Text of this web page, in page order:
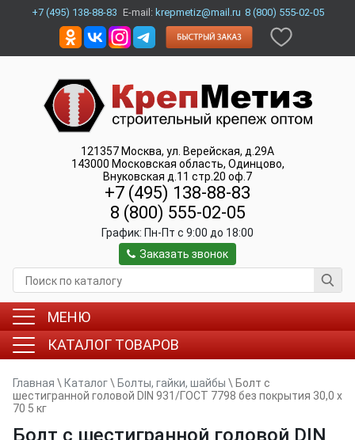
+7 (495) 138-88-83 E-mail: krepmetiz@mail.ru 8 (800) 555-02-05
121357 Москва, ул. Верейская, д.29А
143000 Московская область, Одинцово,
Внуковская д.11 стр.20 оф.7
+7 (495) 138-88-83
8 (800) 555-02-05
График: Пн-Пт c 9:00 до 18:00
Заказать звонок
МЕНЮ
КАТАЛОГ ТОВАРОВ
Главная \ Каталог\ Болты, гайки, шайбы \ Болт с
шестигранной головой DIN 931/ГОСТ 7798 без покрытия 30,0 x
70 5 кг
Болт с шестигранной головой DIN